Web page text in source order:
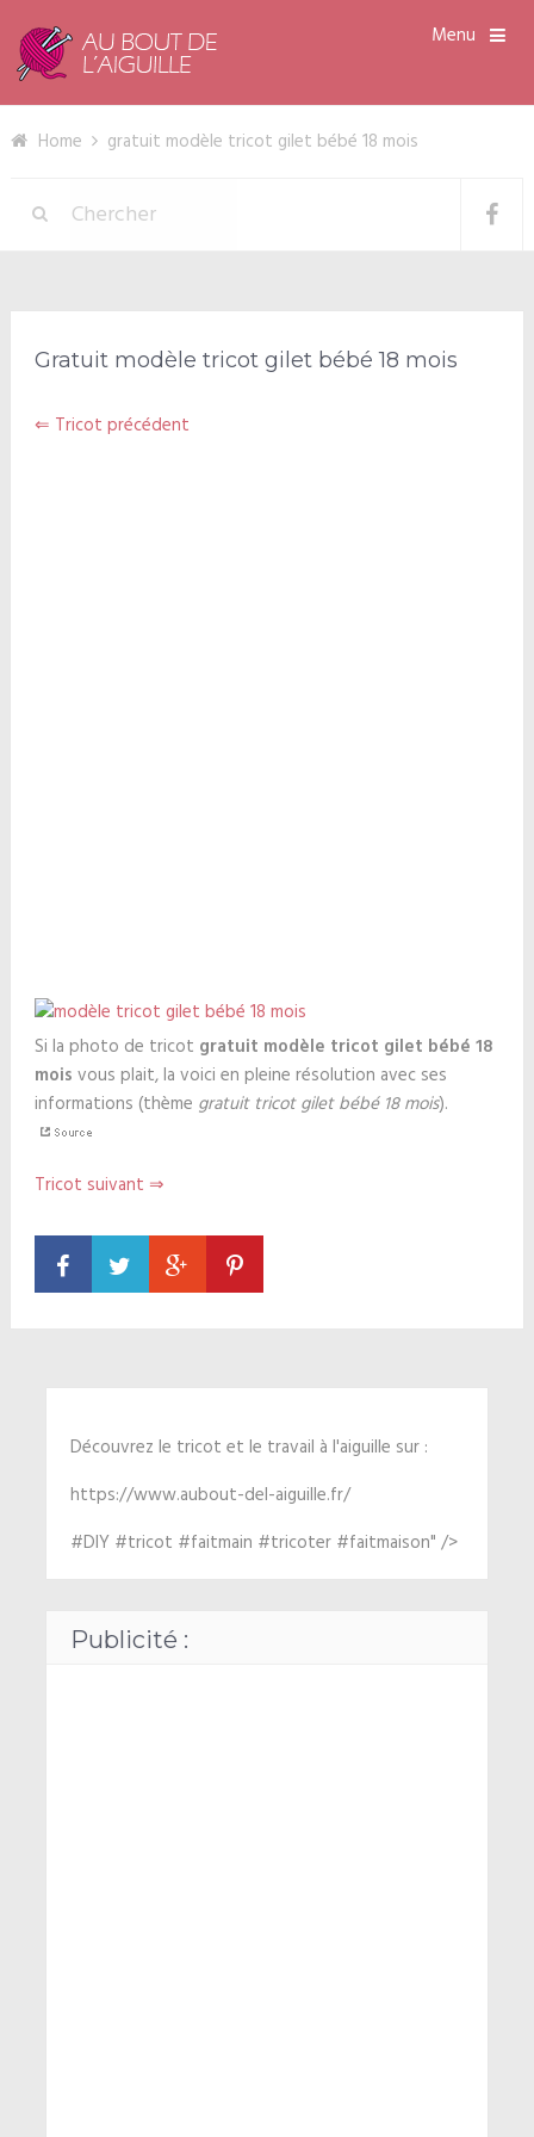
Menu
Home gratuit modèle tricot gilet bébé 18 mois
Gratuit modèle tricot gilet bébé 18 mois
⇐ Tricot précédent
Si la photo de tricot gratuit modèle tricot gilet bébé 18
mois vous plait, la voici en pleine résolution avec ses
informations (thème gratuit tricot gilet bébé 18 mois).
Tricot suivant ⇒
Découvrez le tricot et le travail à l'aiguille sur :
https://www.aubout-del-aiguille.fr/
#DIY #tricot #faitmain #tricoter #faitmaison" />
Publicité :